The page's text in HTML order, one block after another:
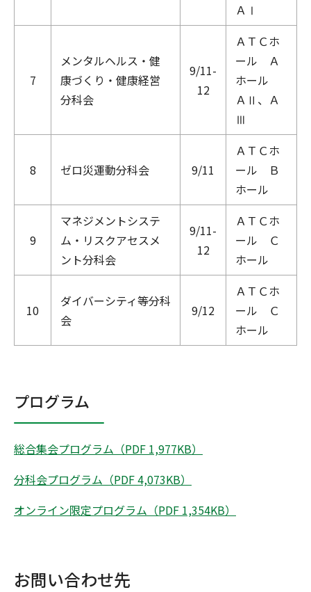
ＡⅠ
7
メンタルヘルス・健
康づくり・健康経営
分科会
9/11-
12
ＡＴＣホ
ール Ａ
ホール
ＡⅡ、Ａ
Ⅲ
8 ゼロ災運動分科会 9/11
ＡＴＣホ
ール Ｂ
ホール
9
マネジメントシステ
ム・リスクアセスメ
ント分科会
9/11-
12
ＡＴＣホ
ール Ｃ
ホール
10
ダイバーシティ等分科
会
9/12
ＡＴＣホ
ール Ｃ
ホール
プログラム
総合集会プログラム（PDF 1,977KB）
分科会プログラム（PDF 4,073KB）
オンライン限定プログラム（PDF 1,354KB）
お問い合わせ先